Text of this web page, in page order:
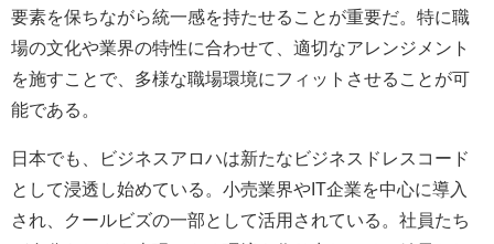
要素を保ちながら統一感を持たせることが重要だ。特に職
場の文化や業界の特性に合わせて、適切なアレンジメント
を施すことで、多様な職場環境にフィットさせることが可
能である。
日本でも、ビジネスアロハは新たなビジネスドレスコード
として浸透し始めている。小売業界やIT企業を中心に導入
され、クールビズの一部として活用されている。社員たち